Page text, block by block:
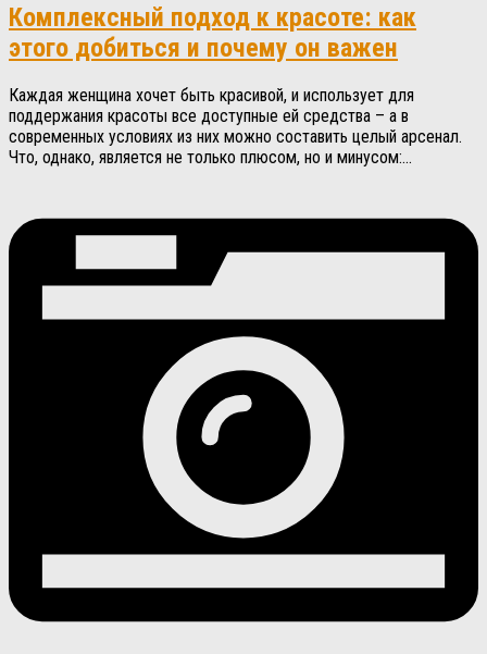
Комплексный подход к красоте: как
этого добиться и почему он важен
Каждая женщина хочет быть красивой, и использует для
поддержания красоты все доступные ей средства – а в
современных условиях из них можно составить целый арсенал.
Что, однако, является не только плюсом, но и минусом:...